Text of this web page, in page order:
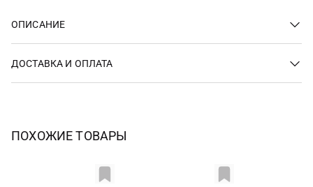
ОПИСАНИЕ
ДОСТАВКА И ОПЛАТА
ПОХОЖИЕ ТОВАРЫ